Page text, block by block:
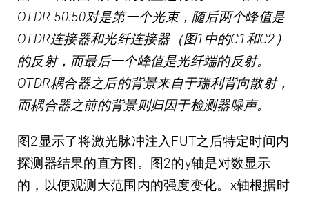
OTDR 50:50对是第一个光束，随后两个峰值是
OTDR连接器和光纤连接器（图1中的C1和C2）
的反射，而最后一个峰值是光纤端的反射。
OTDR耦合器之后的背景来自于瑞利背向散射，
而耦合器之前的背景则归因于检测器噪声。
图2显示了将激光脉冲注入FUT之后特定时间内
探测器结果的直方图。图2的y轴是对数显示
的，以便观测大范围内的强度变化。x轴根据时